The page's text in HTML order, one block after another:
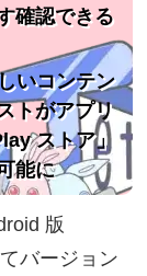
確認できる
いコンテン
トがアプリ
ストア」
能に
版
バージョン